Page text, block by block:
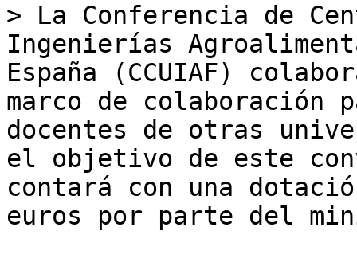
> La Conferencia de
Ingenierías
España (CCUIAF)
marco de colaboración
docentes de otras
el objetivo de este
contará con una
euros por parte del